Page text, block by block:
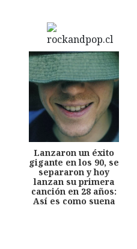
Lanzaron un éxito
gigante en los 90, se
separaron y hoy
lanzan su primera
canción en 28 años:
Así es como suena